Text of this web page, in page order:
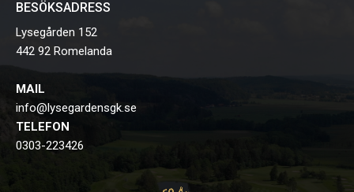
BESÖKSADRESS
Lysegården 152
442 92 Romelanda
MAIL
info@lysegardensgk.se
TELEFON
0303-223426